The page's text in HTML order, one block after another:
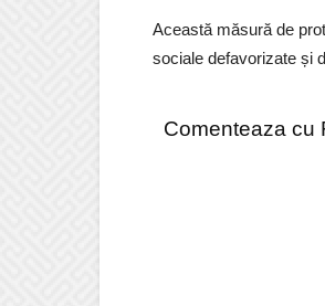
Această măsură de
sociale defavorizate și
Comenteaza cu